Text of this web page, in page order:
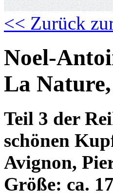
<< Zurück
Noel-
La
Teil 3 der
schönen
Avignon,
Größe: ca.